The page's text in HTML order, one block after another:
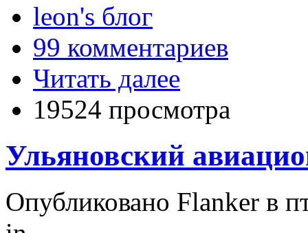
leon's блог
99 комментариев
Читать далее
19524 просмотра
Ульяновский
Опубликовано Flanker в